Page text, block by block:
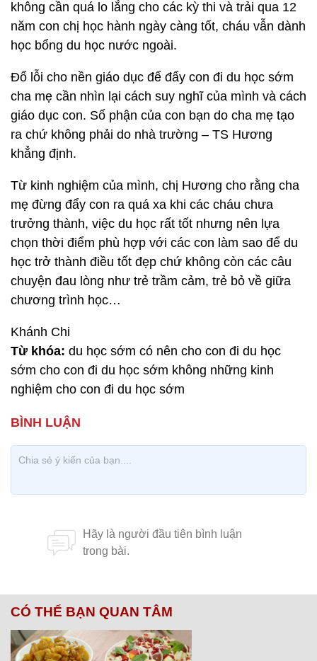
không cần quá lo lắng cho các kỳ thi và trải qua 12
năm con chị học hành ngày càng tốt, cháu vẫn dành
học bổng du học nước ngoài.
Đổ lỗi cho nền giáo dục để đẩy con đi du học sớm
cha mẹ cần nhìn lại cách suy nghĩ của mình và cách
giáo dục con. Số phận của con bạn do cha mẹ tạo
ra chứ không phải do nhà trường – TS Hương
khẳng định.
Từ kinh nghiệm của mình, chị Hương cho rằng cha
mẹ đừng đẩy con ra quá xa khi các cháu chưa
trưởng thành, việc du học rất tốt nhưng nên lựa
chọn thời điểm phù hợp với các con làm sao để du
học trở thành điều tốt đẹp chứ không còn các câu
chuyện đau lòng như trẻ trầm cảm, trẻ bỏ về giữa
chương trình học…
Khánh Chi
Từ khóa: du học sớm có nên cho con đi du học
sớm cho con đi du học sớm không những kinh
nghiệm cho con đi du học sớm
CÓ THỂ BẠN QUAN TÂM